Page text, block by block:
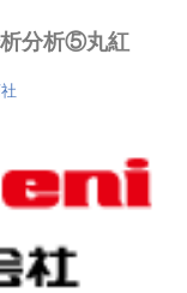
析分析⑤丸紅